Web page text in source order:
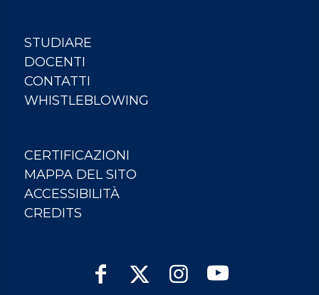
STUDIARE
DOCENTI
CONTATTI
WHISTLEBLOWING
CERTIFICAZIONI
MAPPA DEL SITO
ACCESSIBILITÀ
CREDITS